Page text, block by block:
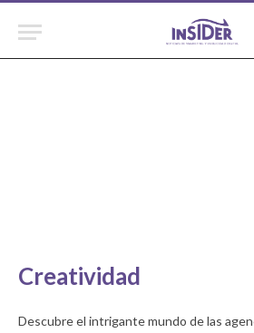
Creatividad
Descubre el intrigante mundo de las